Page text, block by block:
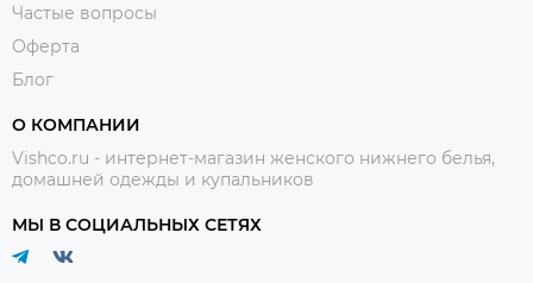
Частые вопросы
Оферта
Блог
О КОМПАНИИ
Vishco.ru - интернет-магазин женского нижнего белья,
домашней одежды и купальников
МЫ В СОЦИАЛЬНЫХ СЕТЯХ